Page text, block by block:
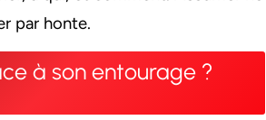
par honte.
à son entourage ?